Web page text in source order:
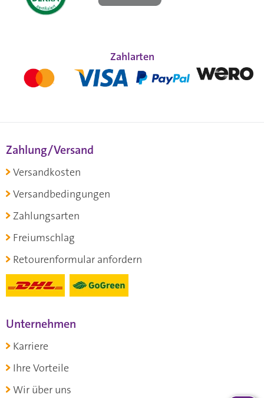
Zahlarten
Zahlung/Versand
Versandkosten
Versandbedingungen
Zahlungsarten
Freiumschlag
Retourenformular anfordern
Unternehmen
Karriere
Ihre Vorteile
Wir über uns